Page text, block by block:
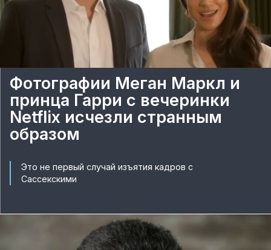
Фотографии Меган Маркл и
принца Гарри с вечеринки
Netflix исчезли странным
образом
Это не первый случай изъятия кадров с
Сассекскими